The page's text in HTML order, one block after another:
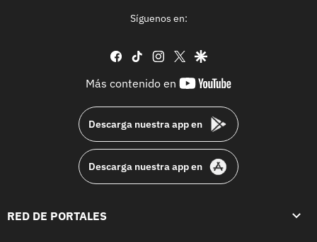
Síguenos en:
facebook
tiktok instagram
twittergoogle
Más contenido en
youtube-
Descarga nuestra app en
Descarga nuestra app en
RED DE PORTALES